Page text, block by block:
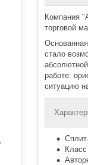
Компания
торговой
стало
работе:
ситуацию